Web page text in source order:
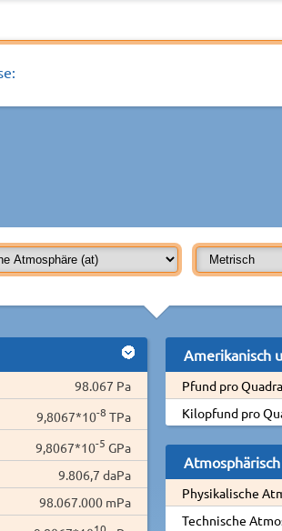
98.067 Pa
9,8067*10-8 TPa
9,8067*10-5 GPa
9.806,7 daPa
98.067.000 mPa
Amerikanisch
Pfund pro
Kilopfund pro
Atmosphärisch
Physikalische
Technische